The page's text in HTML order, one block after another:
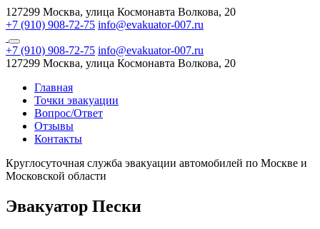
127299 Москва, улица Космонавта Волкова, 20
+7 (910) 908-72-75 info@evakuator-007.ru
+7 (910) 908-72-75 info@evakuator-007.ru
127299 Москва, улица Космонавта Волкова, 20
Главная
Точки эвакуации
Вопрос/Ответ
Отзывы
Контакты
Круглосуточная служба эвакуации автомобилей по Москве и
Московской области
Эвакуатор Пески